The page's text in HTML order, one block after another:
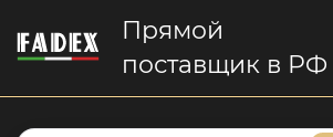
Прямой
поставщик в РФ